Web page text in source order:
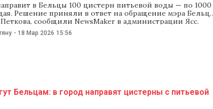
в Бельцы 100 цистерн питьевой воды — по 1000
Решение приняли в ответ на обращение мэра Бельц
сообщили NewsMaker в администрации Ясс.
в Молдову, где их заполнят водой из сети ApaVital
пункте Мэкэрешты. «Параллельно мэр Ясс Михай
- 18 Мар 2026 15:56
Бельцам: в город направят цистерны с питьевой